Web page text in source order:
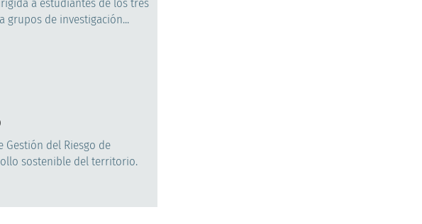
a estudiantes de los tres
grupos de investigación...
Gestión del Riesgo de
sostenible del territorio.